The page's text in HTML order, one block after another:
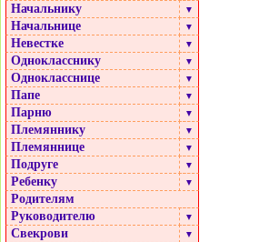
Начальнику ▼
Начальнице ▼
Невестке ▼
Однокласснику ▼
Однокласснице ▼
Папе ▼
Парню ▼
Племяннику ▼
Племяннице ▼
Подруге ▼
Ребенку ▼
Родителям
Руководителю
▼
Свекрови ▼